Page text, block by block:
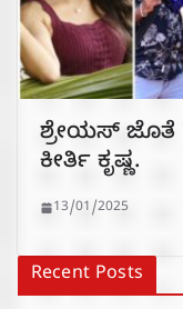
ಶ್ರೇಯಸ್ ಜೊತೆ
ಕೀರ್ತಿ ಕೃಷ್ಣ.
13/01/2025
Recent Posts